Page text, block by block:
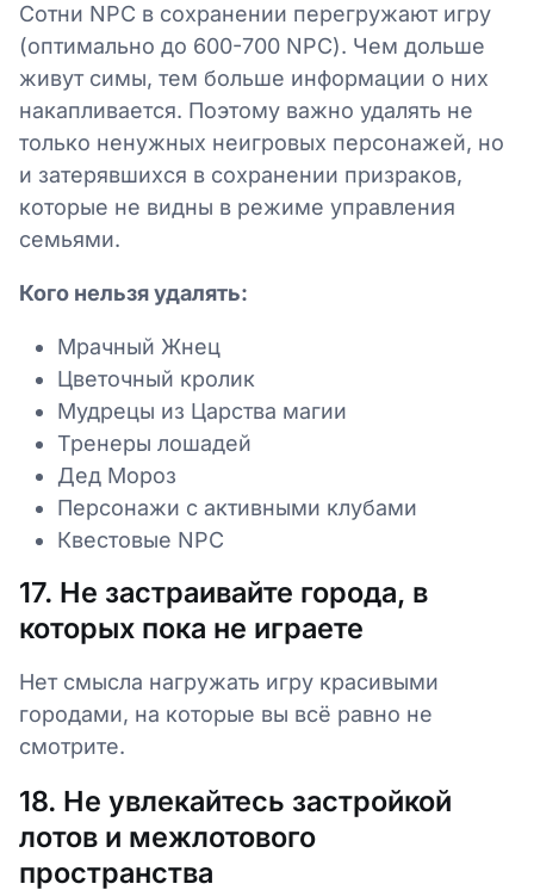
Сотни NPC в сохранении перегружают игру
(оптимально до 600-700 NPC). Чем дольше
живут симы, тем больше информации о них
накапливается. Поэтому важно удалять не
только ненужных неигровых персонажей, но
и затерявшихся в сохранении призраков,
которые не видны в режиме управления
семьями.
Кого нельзя удалять:
Мрачный Жнец
Цветочный кролик
Мудрецы из Царства магии
Тренеры лошадей
Дед Мороз
Персонажи с активными клубами
Квестовые NPC
17. Не застраивайте города, в
которых пока не играете
Нет смысла нагружать игру красивыми
городами, на которые вы всё равно не
смотрите.
18. Не увлекайтесь застройкой
лотов и межлотового
пространства